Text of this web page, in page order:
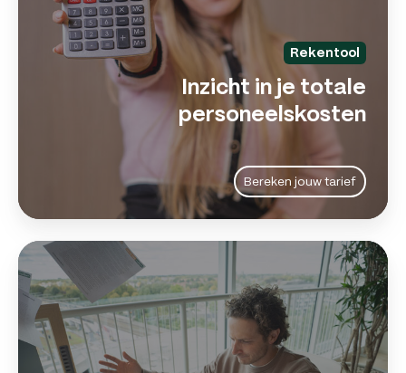
Rekentool
Inzicht in je totale
personeelskosten
Bereken jouw tarief